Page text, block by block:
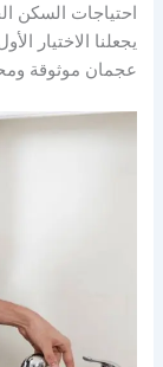
احتياجات السكن
يجعلنا الاختيار
عجمان موثوقة